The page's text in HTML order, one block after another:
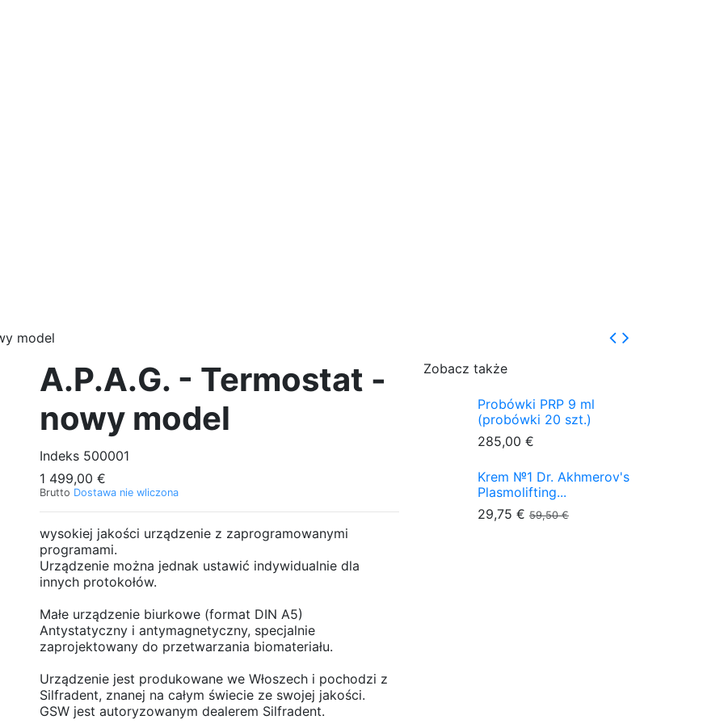
model
A.P.A.G. - Termostat -
nowy model
Indeks 500001
1 499,00 €
Brutto Dostawa nie wliczona
wysokiej jakości urządzenie z zaprogramowanymi
programami.
Urządzenie można jednak ustawić indywidualnie dla
innych protokołów.
Małe urządzenie biurkowe (format DIN A5)
Antystatyczny i antymagnetyczny, specjalnie
zaprojektowany do przetwarzania biomateriału.
Urządzenie jest produkowane we Włoszech i pochodzi z
Silfradent, znanej na całym świecie ze swojej jakości.
GSW jest autoryzowanym dealerem Silfradent.
Zobacz także
Probówki PRP 9 ml
(probówki 20 szt.)
285,00 €
Krem №1 Dr. Akhmerov's
Plasmolifting...
29,75 € 59,50 €